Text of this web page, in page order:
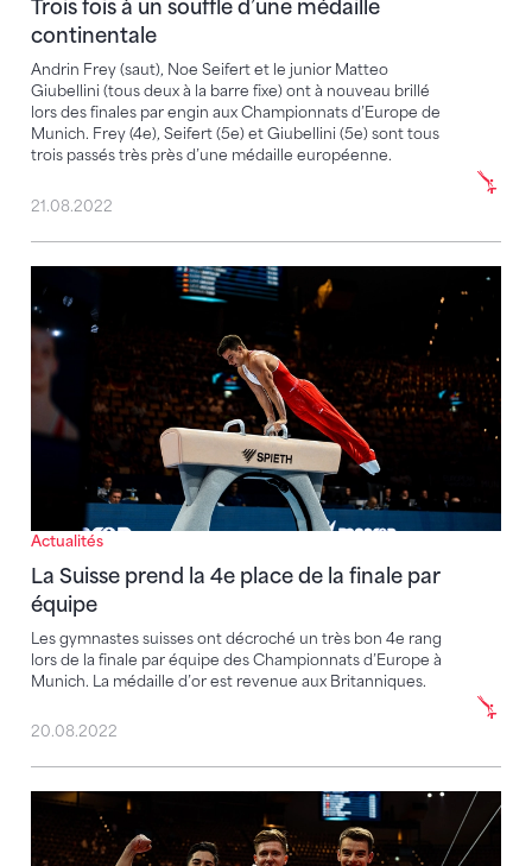
Trois fois à un souffle d’une médaille
continentale
Andrin Frey (saut), Noe Seifert et le junior Matteo
Giubellini (tous deux à la barre fixe) ont à nouveau brillé
lors des finales par engin aux Championnats d’Europe de
Munich. Frey (4e), Seifert (5e) et Giubellini (5e) sont tous
trois passés très près d’une médaille européenne.
21.08.2022
Actualités
La Suisse prend la 4e place de la finale par
équipe
Les gymnastes suisses ont décroché un très bon 4e rang
lors de la finale par équipe des Championnats d’Europe à
Munich. La médaille d’or est revenue aux Britanniques.
La Suisse prend la 4e place de la finale par équipe
20.08.2022
Une finale par équipe, deux finales aux engins et un